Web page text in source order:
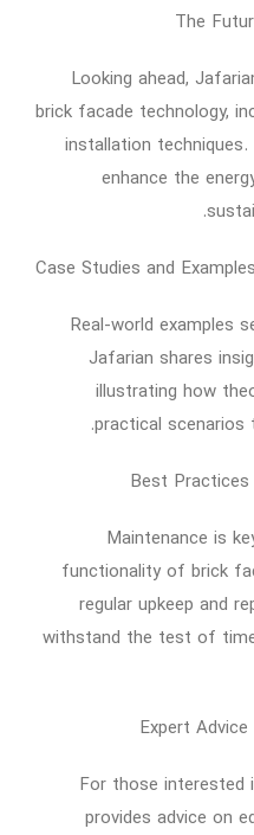
The
Looking ahead,
brick facade technology,
installation
enhance the
Case Studies and
Real-world examples
Jafarian shares
illustrating how
practical scenarios
Best
Maintenance is
functionality of brick
regular upkeep and
withstand the test of
Expert
For those interested
provides advice on